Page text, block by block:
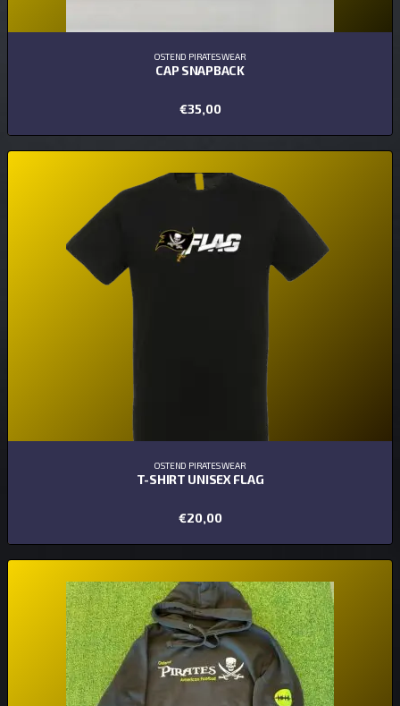
OSTEND PIRATES WEAR
CAP SNAPBACK
€35,00
TOEVOEGEN AAN WINKELWAGEN
OSTEND PIRATES WEAR
T-SHIRT UNISEX FLAG
€20,00
OPTIES SELECTEREN